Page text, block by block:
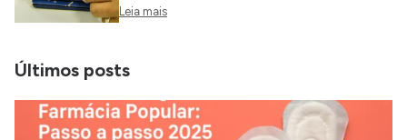
Leia mais
Últimos posts